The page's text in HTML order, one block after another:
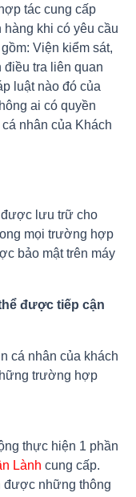
tác cung cấp
khi có yêu cầu
Viện kiểm sát,
điều tra liên quan
luật nào đó của
ai có quyền
nhân của Khách
được lưu trữ cho
mọi trường hợp
bảo mật trên máy
được tiếp cận
cá nhân của khách
trường hợp
thực hiện 1 phần
Lành cung cấp.
được những thông